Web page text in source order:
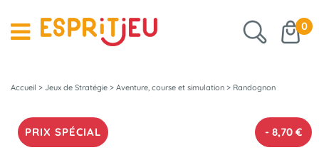
0
Accueil > Jeux de Stratégie > Aventure, course et simulation > Randognon
PRIX SPÉCIAL - 8,70 €